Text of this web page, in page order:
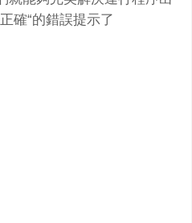
確“的錯誤提示了